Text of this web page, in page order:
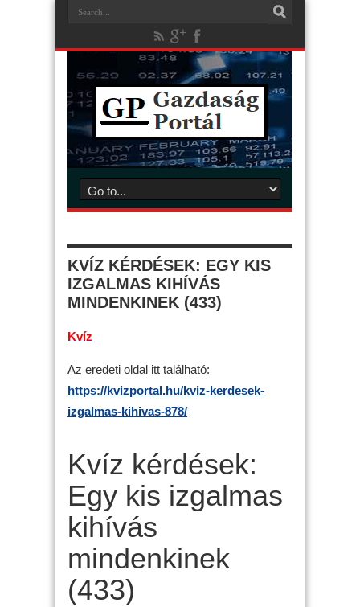
KVÍZ KÉRDÉSEK: EGY KIS
IZGALMAS KIHÍVÁS
MINDENKINEK (433)
Kvíz
Az eredeti oldal itt található:
https://kvizportal.hu/kviz-kerdesek-
izgalmas-kihivas-878/
Kvíz kérdések:
Egy kis izgalmas
kihívás
mindenkinek
(433)